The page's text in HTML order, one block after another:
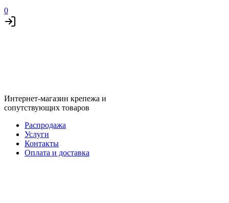
0
Интернет-магазин крепежа и
сопутствующих товаров
Распродажа
Услуги
Контакты
Оплата и доставка